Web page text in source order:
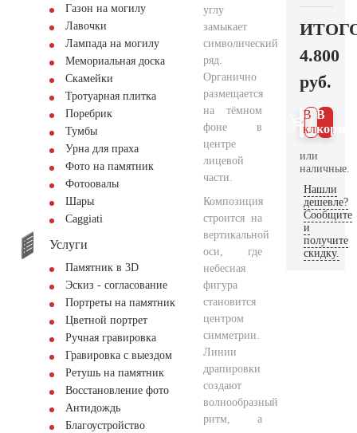
Газон на могилу
Лавочки
Лампада на могилу
Мемориальная доска
Скамейки
Тротуарная плитка
Поребрик
Тумбы
Урна для праха
Фото на памятник
Фотоовалы
Шары
Сaggiati
Услуги
Памятник в 3D
Эскиз - согласование
Портреты на памятник
Цветной портрет
Ручная гравировка
Гравировка с выездом
Ретушь на памятник
Восстановление фото
Антидождь
Благоустройство
углу
замыкает
символический
ряд.
Органично
размещается
на тёмном
фоне в
центре
лицевой
части.
Композиция
строится на
вертикальной
оси, где
небесная
фигура
становится
центром
симметрии.
Линии
драпировки
создают
волнообразный
ритм, а
4.800
руб.
В
В 1
клик
или
наличные.
Нашли
дешевле?
Сообщите
и
получите
скидку.